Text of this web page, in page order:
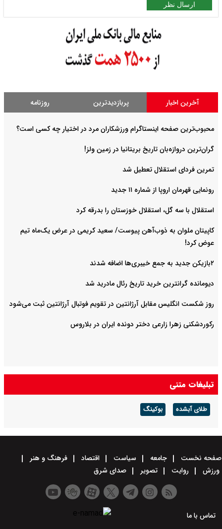
ارسال نظر
آخرین اخبار پربازدیدترین روزنامه
محبوب‌ترین صفحه اینستاگرام ورزشکاران مرد در اختیار چه کسی است؟
گران‌ترین دروازه‌بان تاریخ بریتانیا در زمین ولز!
تمرین فردای استقلال تعطیل شد
رونمایی قهرمان اروپا از شماره ۱۱ جدید
استقلال با سه گل، استقلال خوزستان را بدرقه کرد
کاپیتان ملوان به ذوب‌آهن پیوست/ سعید کریمی در عرض یک‌ماه تیم
عوض کرد!
۲بازیکن جدید به جمع خیبری‌ها اضافه شدند
دیومانده گرانترین خرید تاریخ رئال مادرید شد
روز شکست انگلیس مقابل آرژانتین در تقویم فوتبال آرژانتین ثبت می‌شود
رکوردشکنی زهرا زارعی دختر دونده ایران در بلاروس
تبلیغات متنی
طلای آبشده بوکینگ
صفحه نخست جامعه سیاست اقتصاد
فرهنگ و هنر
ورزش
روایت تصویر صدای شرق
تماس با ما